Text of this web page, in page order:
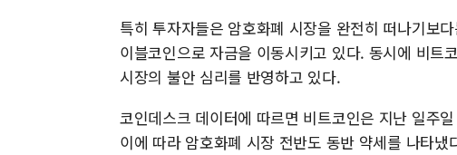
특히 투자자들은 암호화폐 시장을 완전히 떠나기보
이블코인으로 자금을 이동시키고 있다. 동시에 비트
시장의 불안 심리를 반영하고 있다.
코인데스크 데이터에 따르면 비트코인은 지난 일주
이에 따라 암호화폐 시장 전반도 동반 약세를 나타냈